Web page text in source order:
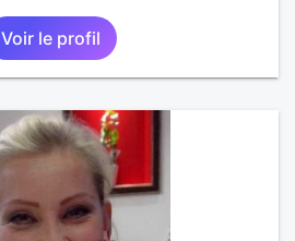
Voir le profil